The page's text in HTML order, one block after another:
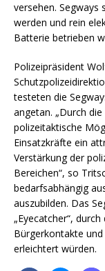
versehen. Segways
werden und rein
Batterie betrieben
Polizeipräsident
testeten die
angetan. „Durch
polizeitaktische
Einsatzkräfte ein
Verstärkung der
Bereichen“, so
bedarfsabhängig
auszubilden. Das
„Eyecatcher“,
Bürgerkontakte
erleichtert würden.